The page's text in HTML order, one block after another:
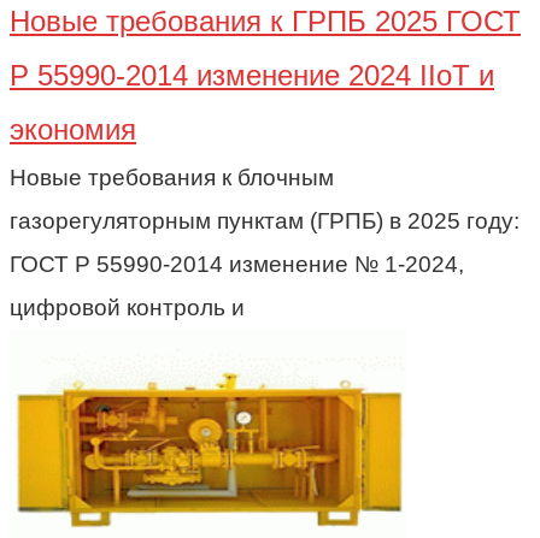
Новые требования к ГРПБ 2025 ГОСТ
Р 55990-2014 изменение 2024 IIoT и
экономия
Новые требования к блочным
газорегуляторным пунктам (ГРПБ) в 2025 году:
ГОСТ Р 55990-2014 изменение № 1-2024,
цифровой контроль и